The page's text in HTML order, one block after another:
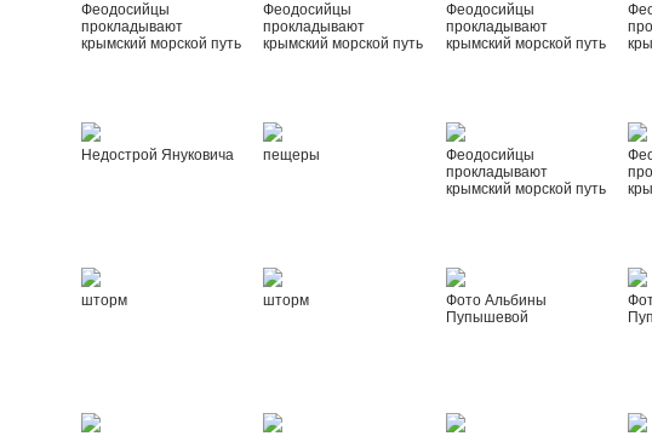
Феодосийцы
прокладывают
крымский морской путь
Феодосийцы
прокладывают
крымский морской путь
Феодосийцы
прокладывают
крымский морской путь
Недострой Януковича пещеры
Феодосийцы
прокладывают
крымский морской путь
шторм шторм
Фото Альбины
Пупышевой